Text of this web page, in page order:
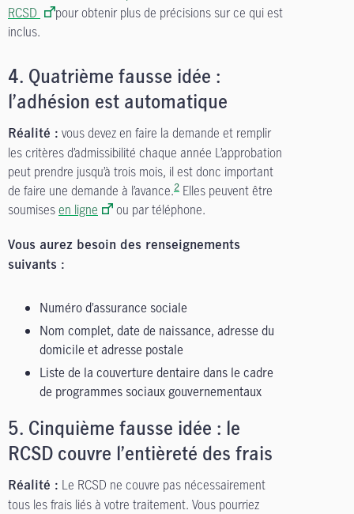
RCSD
pour obtenir plus de précisions sur ce qui est
inclus.
4. Quatrième fausse idée :
l’adhésion est automatique
Réalité : vous devez en faire la demande et remplir
les critères d’admissibilité chaque année L’approbation
peut prendre jusqu’à trois mois, il est donc important
de faire une demande à l’avance.2 Elles peuvent être
soumisesen ligne ou par téléphone.
Vous aurez besoin des renseignements
suivants :
Numéro d’assurance sociale
Nom complet, date de naissance, adresse du
domicile et adresse postale
Liste de la couverture dentaire dans le cadre
de programmes sociaux gouvernementaux
5. Cinquième fausse idée : le
RCSD couvre l’entièreté des frais
Réalité : Le RCSD ne couvre pas nécessairement
tous les frais liés à votre traitement. Vous pourriez